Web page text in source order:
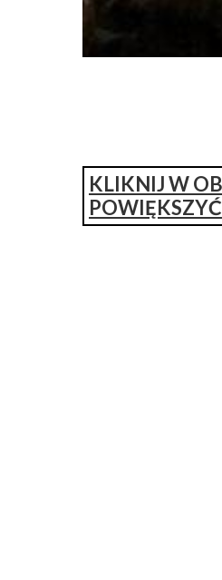
KLIKNIJ W
POWIĘKSZYĆ